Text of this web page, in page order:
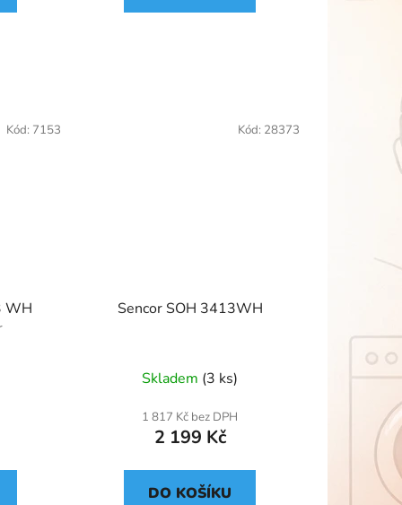
WH
Kód: 7153
Sencor SOH 3413WH
Skladem (3 ks)
1 817 Kč bez DPH
2 199 Kč
DO KOŠÍKU
Kód: 28373